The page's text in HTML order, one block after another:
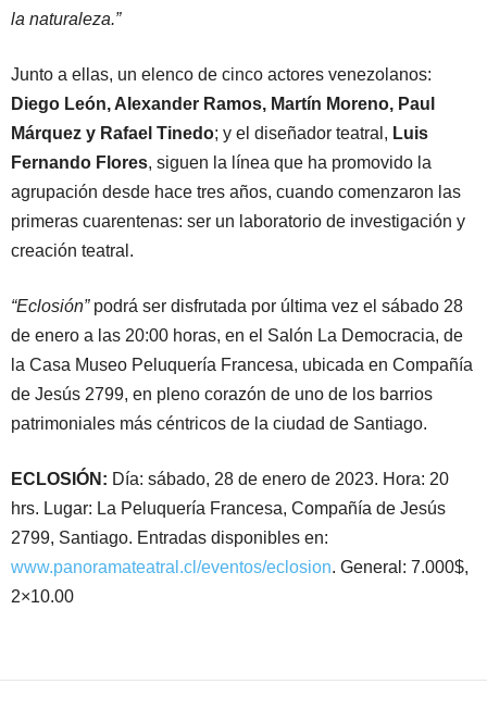
la naturaleza.”
Junto a ellas, un elenco de cinco actores venezolanos:
Diego León, Alexander Ramos, Martín Moreno, Paul
Márquez y Rafael Tinedo; y el diseñador teatral, Luis
Fernando Flores, siguen la línea que ha promovido la
agrupación desde hace tres años, cuando comenzaron las
primeras cuarentenas: ser un laboratorio de investigación y
creación teatral.
“Eclosión”podrá ser disfrutada por última vez el sábado 28
de enero a las 20:00 horas, en el Salón La Democracia, de
la Casa Museo Peluquería Francesa, ubicada en Compañía
de Jesús 2799, en pleno corazón de uno de los barrios
patrimoniales más céntricos de la ciudad de Santiago.
ECLOSIÓN: Día: sábado, 28 de enero de 2023. Hora: 20
hrs. Lugar: La Peluquería Francesa, Compañía de Jesús
2799, Santiago. Entradas disponibles en:
www.panoramateatral.cl/eventos/eclosion. General: 7.000$,
2×10.00